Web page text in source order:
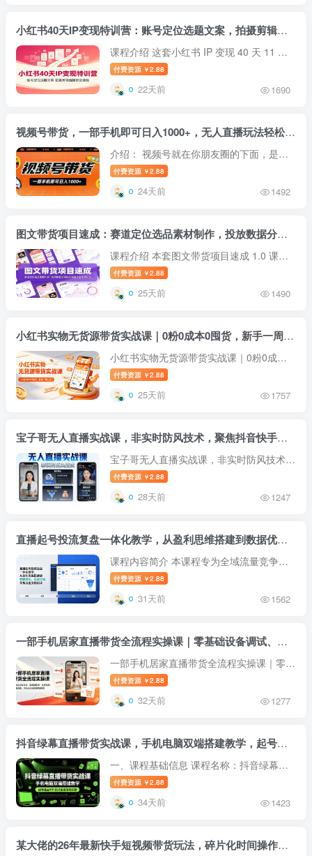
小红书40天IP变现特训营：账号定位选题文案，拍摄剪辑直播带货课程
课程介绍 这套小红书 IP 变现 40 天 11 期
陪跑课程，整合多期实战经验，从零搭建可
变现小红书个人 IP。课程依次讲解平台赛
道选择、多维变现路径、账号精准定位、对
付费资源 ￥2.88
22天前 1690
视频号带货，一部手机即可日入1000+，无人直播玩法轻松躺赚带货佣金
介绍： 视频号就在你朋友圈的下面，是微
信自己做的短视频版块，跟抖音，快手一
样，你可以发视频带货，也可以直播带货。
不需要你自己有货源，不需要你发货囤货，
付费资源 ￥2.88
24天前 1492
图文带货项目速成：赛道定位选品素材制作，投放数据分析账号复盘全套落地玩法
课程介绍 本套图文带货项目速成 1.0 课程
适合零基础创业者，完整拆解图文带货低成
本变现全链路。课程先讲解项目优势、盈利
模式与行业常见核心难题，梳理前期筹备工
付费资源 ￥2.88
25天前 1490
小红书实物无货源带货实战课｜0粉0成本0囤货，新手一周上手，日入300+(更新0714)
小红书实物无货源带货实战课｜0粉0成本0
囤货，新手一周上手，日入300+（更新
0714） 26年7月13更新：学员核心文档8节
26年6月3更新：实操课件+AI板块和选品直
付费资源 ￥2.88
25天前 1757
宝子哥无人直播实战课，非实时防风技术，聚焦抖音快手等平台直播带货，轻松开启直播变现之路(更新2026年07月11日)
宝子哥无人直播实战课，非实时防风技术，
聚焦抖音快手等平台直播带货，轻松开启直
播变现之路（更新2026年07月11日） 课程
目录： 7月 20240701无人新时代 .mp4
付费资源 ￥2.88
28天前 1247
直播起号投流复盘一体化教学，从盈利思维搭建到数据优化，吃透全域带货流量变现闭环
课程内容简介 本课程专为全域流量竞争时
代打造，系统教授直播起号与稳流运营的完
整实操方法。课程从盈利思维搭建入手，深
度讲解账号流量分发底层逻辑与直播间核心
付费资源 ￥2.88
31天前 1562
一部手机居家直播带货全流程实操课｜零基础设备调试、直播间搭建、音频氛围、开播设置、转化成交全套落地教程
一部手机居家直播带货全流程实操课｜零基
础设备调试、直播间搭建、音频氛围、开播
设置、转化成交全套落地教程 课程介绍 很
多普通人想做直播带货，却一直被设备复
付费资源 ￥2.88
32天前 1277
抖音绿幕直播带货实战课，手机电脑双端搭建教学，起号选品千川投流全套落地实操
一、课程基础信息 课程名称：抖音绿幕直
播带货课 运营主体：某带货社群运营 核心
完整链路：起号+选品+绿幕直播间搭建+千
川投流全套玩法 课程四大核心优势：实战
付费资源 ￥2.88
34天前 1423
某大佬的26年最新快手短视频带货玩法，碎片化时间操作，小白也能日出百单